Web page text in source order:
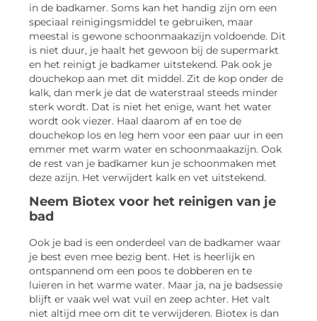
in de badkamer. Soms kan het handig zijn om een
speciaal reinigingsmiddel te gebruiken, maar
meestal is gewone schoonmaakazijn voldoende. Dit
is niet duur, je haalt het gewoon bij de supermarkt
en het reinigt je badkamer uitstekend. Pak ook je
douchekop aan met dit middel. Zit de kop onder de
kalk, dan merk je dat de waterstraal steeds minder
sterk wordt. Dat is niet het enige, want het water
wordt ook viezer. Haal daarom af en toe de
douchekop los en leg hem voor een paar uur in een
emmer met warm water en schoonmaakazijn. Ook
de rest van je badkamer kun je schoonmaken met
deze azijn. Het verwijdert kalk en vet uitstekend.
Neem Biotex voor het reinigen van je
bad
Ook je bad is een onderdeel van de badkamer waar
je best even mee bezig bent. Het is heerlijk en
ontspannend om een poos te dobberen en te
luieren in het warme water. Maar ja, na je badsessie
blijft er vaak wel wat vuil en zeep achter. Het valt
niet altijd mee om dit te verwijderen. Biotex is dan